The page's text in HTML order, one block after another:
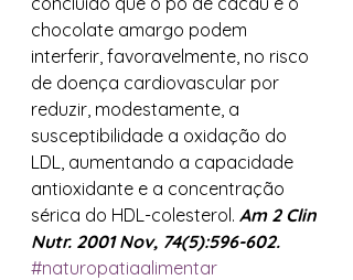
chocolate amargo podem
interferir, favoravelmente, no risco
de doença cardiovascular por
reduzir, modestamente, a
susceptibilidade a oxidação do
LDL, aumentando a capacidade
antioxidante e a concentração
sérica do HDL-colesterol. Am 2 Clin
Nutr. 2001 Nov, 74(5):596-602.
#naturopatiaalimentar